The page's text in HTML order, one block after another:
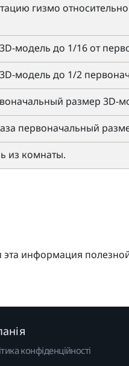
гизмо
модель до 1/16 от
модель до 1/2
размер 3D-
первоначальный
из комнаты.
эта информация
конфіденційності